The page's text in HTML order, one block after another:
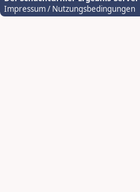
Impressum / Nutzungsbedingungen